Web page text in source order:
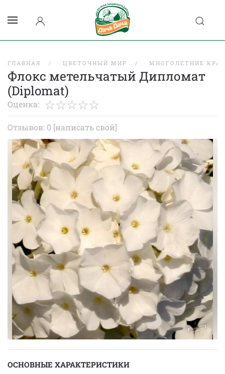
ГЛАВНАЯ ЦВЕТОЧНЫЙ МИР МНОГОЛЕТНИЕ
Флокс метельчатый Дипломат
(Diplomat)
Оценка:
Отзывов: 0 [написать свой]
ОСНОВНЫЕ ХАРАКТЕРИСТИКИ